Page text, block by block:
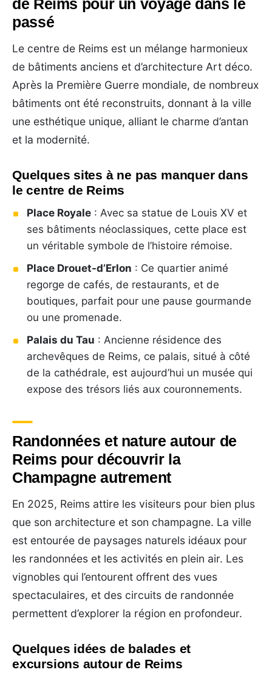
passé
Le centre de Reims est un mélange harmonieux
de bâtiments anciens et d’architecture Art déco.
Après la Première Guerre mondiale, de nombreux
bâtiments ont été reconstruits, donnant à la ville
une esthétique unique, alliant le charme d’antan
et la modernité.
Quelques sites à ne pas manquer dans
le centre de Reims
Place Royale : Avec sa statue de Louis XV et
ses bâtiments néoclassiques, cette place est
un véritable symbole de l’histoire rémoise.
Place Drouet-d’Erlon : Ce quartier animé
regorge de cafés, de restaurants, et de
boutiques, parfait pour une pause gourmande
ou une promenade.
Palais du Tau : Ancienne résidence des
archevêques de Reims, ce palais, situé à côté
de la cathédrale, est aujourd’hui un musée qui
expose des trésors liés aux couronnements.
Randonnées et nature autour de
Reims pour découvrir la
Champagne autrement
En 2025, Reims attire les visiteurs pour bien plus
que son architecture et son champagne. La ville
est entourée de paysages naturels idéaux pour
les randonnées et les activités en plein air. Les
vignobles qui l’entourent offrent des vues
spectaculaires, et des circuits de randonnée
permettent d’explorer la région en profondeur.
Quelques idées de balades et
excursions autour de Reims